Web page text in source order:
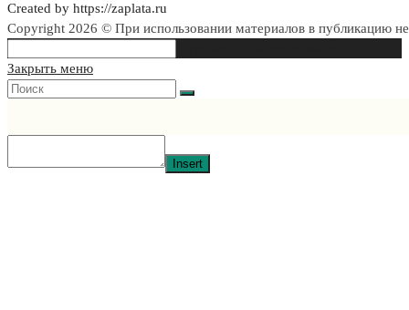
Created by https://zaplata.ru
Copyright 2026 © При использовании материалов в публикацию
this
website
Закрыть меню
Insert